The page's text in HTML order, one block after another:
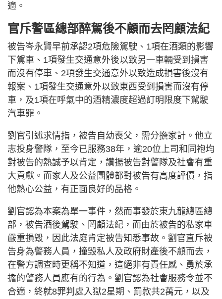
適。
官斥警區總部醉駕後不顧而去罔顧法紀
被告岑永賢早前承認2項危險駕駛、1項在酒類的影響
下駕車、1項發生交通意外後以致另一車輛受到損害
而沒有停車、2項發生交通意外以致造成損害後沒有
報案、1項發生交通意外以致東西受到損害而沒有停
車，及1項在呼氣中的酒精濃度超過訂明限度下駕駛
汽車罪。
劉官引述求情指，被告自幼喪父，需分擔家計。他立
志投身警隊，至今已服務38年，逾20位上司和同袍均
對被告的熱誠予以肯定，讚揚被告對警隊及社會有重
大貢獻。而家人及公益團體都對被告有高度評價，指
他熱心公益，有正面良好的品格。
劉官認為本案為單一事件，然而事發於東九龍總區總
部，被告酒後駕駛、罔顧法紀，而由於被告的私家車
嚴重損毀，因此法庭肯定被告知悉事故。劉官直斥被
告身為警務人員，撞毁私人及政府財產後不顧而去，
在警方調查時更稱不知道，這絕非有責任感、勇於承
擔的警務人員應有的行為。劉官認為社會服務令並不
合適，終就8罪判處入獄2星期、罰款共2萬元，以及